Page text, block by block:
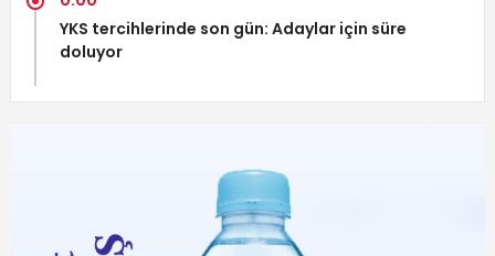
YKS tercihlerinde son gün: Adaylar için süre
doluyor